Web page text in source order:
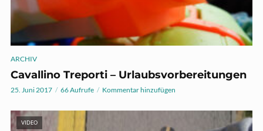
ARCHIV
Cavallino Treporti – Urlaubsvorbereitungen
25. Juni 2017 66 Aufrufe Kommentar hinzufügen
VIDEO